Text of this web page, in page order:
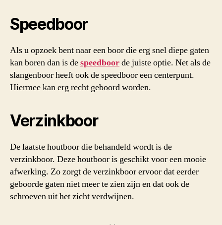
Speedboor
Als u opzoek bent naar een boor die erg snel diepe gaten
kan boren dan is despeedboorde juiste optie. Net als de
slangenboor heeft ook de speedboor een centerpunt.
Hiermee kan erg recht geboord worden.
Verzinkboor
De laatste houtboor die behandeld wordt is de
verzinkboor. Deze houtboor is geschikt voor een mooie
afwerking. Zo zorgt de verzinkboor ervoor dat eerder
geboorde gaten niet meer te zien zijn en dat ook de
schroeven uit het zicht verdwijnen.